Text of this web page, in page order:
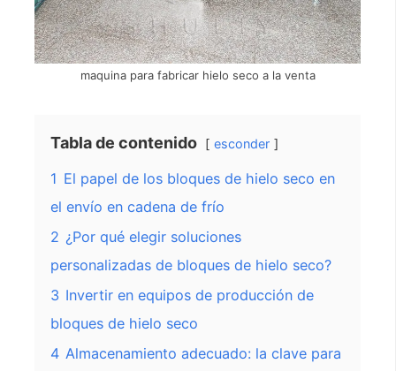
maquina para fabricar hielo seco a la venta
Tabla de contenido esconder
1 El papel de los bloques de hielo seco en
el envío en cadena de frío
2 ¿Por qué elegir soluciones
personalizadas de bloques de hielo seco?
3 Invertir en equipos de producción de
bloques de hielo seco
4 Almacenamiento adecuado: la clave para